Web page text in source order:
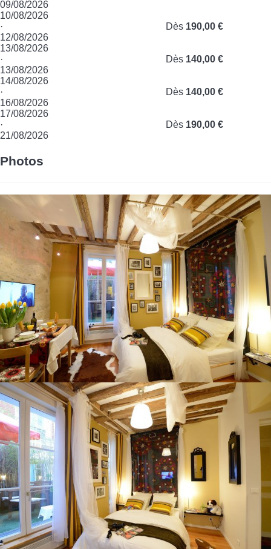
09/08/2026
10/08/2026
·
12/08/2026
Dès 190,00 €
13/08/2026
·
13/08/2026
Dès 140,00 €
14/08/2026
·
16/08/2026
Dès 140,00 €
17/08/2026
·
21/08/2026
Dès 190,00 €
Photos